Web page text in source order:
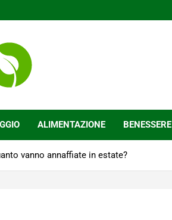
ALIMENTAZIONE BENESSERE
vanno annaffiate in estate?